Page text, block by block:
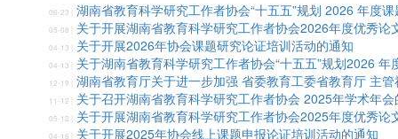
06-23 | 湖南省教育科学研究工作者协会“十五五”规划 2026 年度
05-08 | 关于开展湖南省教育科学研究工作者协会2026年度优秀论
04-13 | 关于开展2026年协会课题研究论证培训活动的通知
04-13 | 关于湖南省教育科学研究工作者协会“十五五”规划2026
12-19 | 湖南省教育厅关于进一步加强 省委教育工委省教育厅 主
11-12 | 关于召开湖南省教育科学研究工作者协会 2025年学术年
05-12 | 关于开展湖南省教育科学研究工作者协会2025年度优秀论
04-16 | 关于开展2025年协会线上课题申报论证培训活动的通知